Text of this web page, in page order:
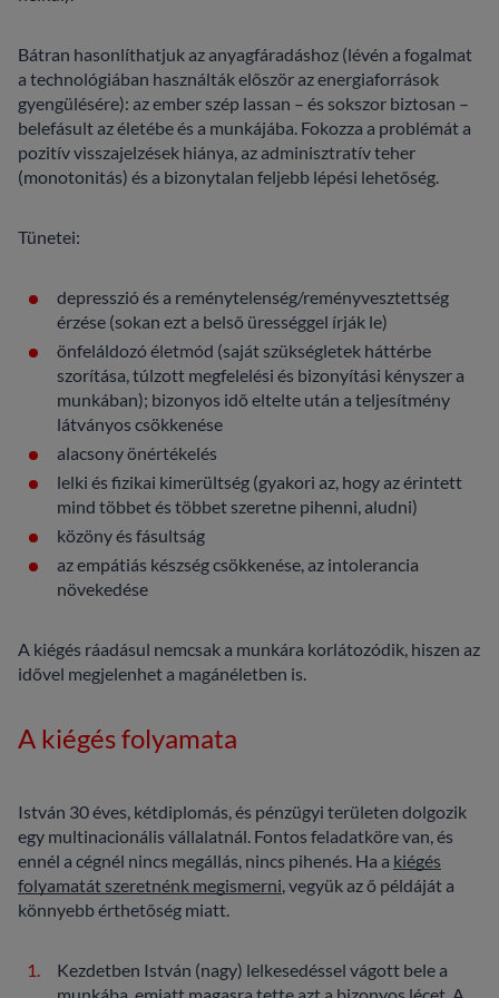
Bátran hasonlíthatjuk az anyagfáradáshoz (lévén a fogalmat
a technológiában használták először az energiaforrások
gyengülésére): az ember szép lassan – és sokszor biztosan –
belefásult az életébe és a munkájába. Fokozza a problémát a
pozitív visszajelzések hiánya, az adminisztratív teher
(monotonitás) és a bizonytalan feljebb lépési lehetőség.
Tünetei:
depresszió és a reménytelenség/reményvesztettség
érzése (sokan ezt a belső ürességgel írják le)
önfeláldozó életmód (saját szükségletek háttérbe
szorítása, túlzott megfelelési és bizonyítási kényszer a
munkában); bizonyos idő eltelte után a teljesítmény
látványos csökkenése
alacsony önértékelés
lelki és fizikai kimerültség (gyakori az, hogy az érintett
mind többet és többet szeretne pihenni, aludni)
közöny és fásultság
az empátiás készség csökkenése, az intolerancia
növekedése
A kiégés ráadásul nemcsak a munkára korlátozódik, hiszen az
idővel megjelenhet a magánéletben is.
A kiégés folyamata
István 30 éves, kétdiplomás, és pénzügyi területen dolgozik
egy multinacionális vállalatnál. Fontos feladatköre van, és
ennél a cégnél nincs megállás, nincs pihenés. Ha a kiégés
folyamatát szeretnénk megismerni, vegyük az ő példáját a
könnyebb érthetőség miatt.
Kezdetben István (nagy) lelkesedéssel vágott bele a